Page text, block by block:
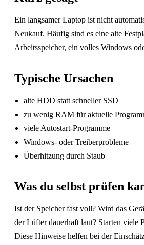
Ein langsamer Laptop ist nicht
Neukauf. Häufig sind es eine alte
Arbeitsspeicher, ein volles Windows
Typische Ursachen
alte HDD statt schneller SSD
zu wenig RAM für aktuelle
viele Autostart-Programme
Windows- oder Treiberprobleme
Überhitzung durch Staub
Was du selbst prüfen
Ist der Speicher fast voll? Wird das
der Lüfter dauerhaft laut? Starten viele
Diese Hinweise helfen bei der